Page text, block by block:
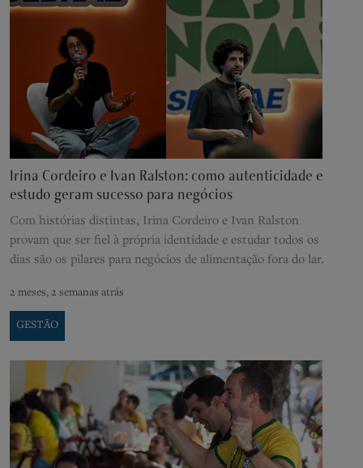
Irina Cordeiro e Ivan Ralston: como autenticidade e
estudo geram sucesso para negócios
Com histórias distintas, Irina Cordeiro e Ivan Ralston
provam que ser fiel à própria identidade e estudar todos os
dias são os pilares para negócios de alimentação fora do lar.
2 meses, 2 semanas atrás
GESTÃO